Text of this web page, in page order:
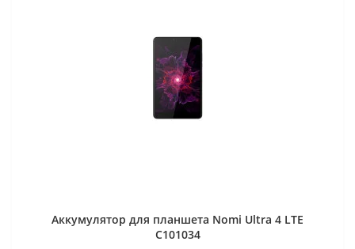
Аккумулятор для планшета Nomi Ultra 4 LTE
C101034